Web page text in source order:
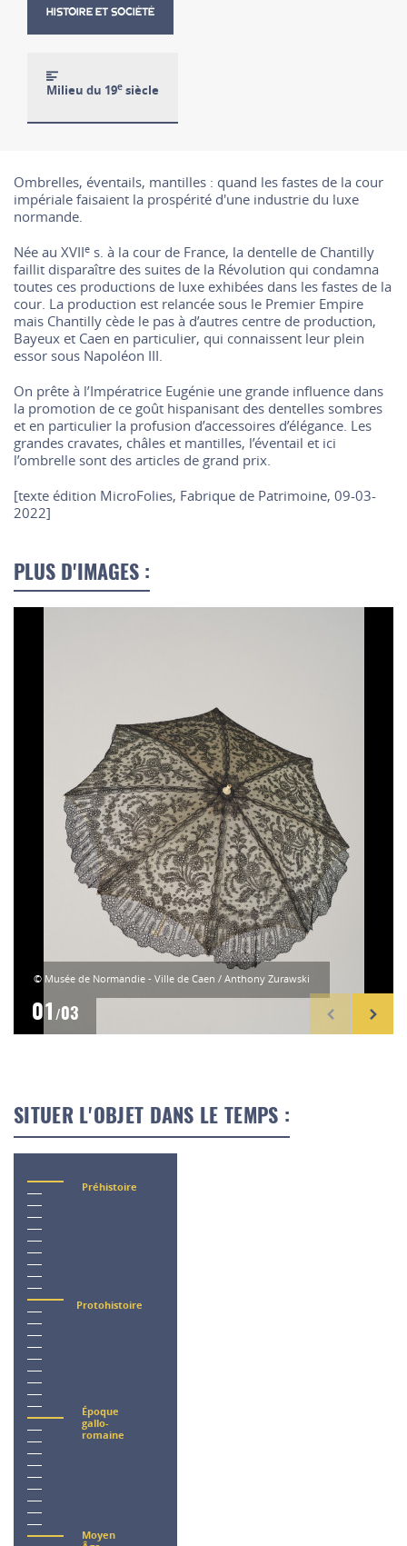
HISTOIRE ET SOCIÉTÉ
Milieu du 19e siècle
Ombrelles, éventails, mantilles : quand les fastes de la cour
impériale faisaient la prospérité d'une industrie du luxe
normande.
Née au XVIIe s. à la cour de France, la dentelle de Chantilly
faillit disparaître des suites de la Révolution qui condamna
toutes ces productions de luxe exhibées dans les fastes de la
cour. La production est relancée sous le Premier Empire
mais Chantilly cède le pas à d’autres centre de production,
Bayeux et Caen en particulier, qui connaissent leur plein
essor sous Napoléon III.
On prête à l’Impératrice Eugénie une grande influence dans
la promotion de ce goût hispanisant des dentelles sombres
et en particulier la profusion d’accessoires d’élégance. Les
grandes cravates, châles et mantilles, l’éventail et ici
l’ombrelle sont des articles de grand prix.
[texte édition MicroFolies, Fabrique de Patrimoine, 09-03-
2022]
PLUS D'IMAGES :
© Musée de Normandie - Ville de Caen / Anthony Zurawski
01 /03
SITUER L'OBJET DANS LE TEMPS :
Préhistoire
Protohistoire
Époque
gallo-
romaine
Moyen